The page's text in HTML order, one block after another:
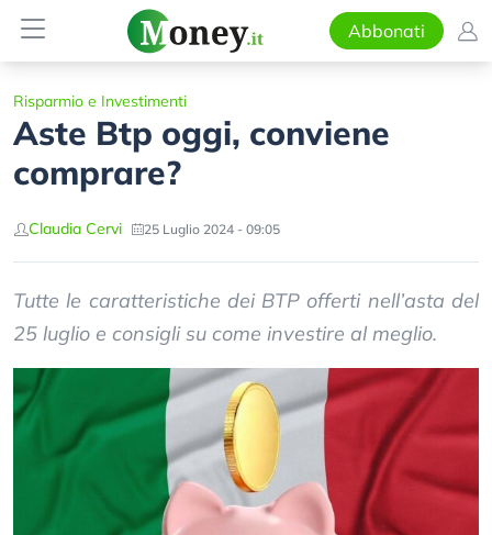
Abbonati
Risparmio e Investimenti
Aste Btp oggi, conviene
comprare?
Claudia Cervi 25 Luglio 2024 - 09:05
Tutte le caratteristiche dei BTP offerti nell’asta del
25 luglio e consigli su come investire al meglio.